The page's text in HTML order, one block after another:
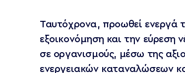
Ταυτόχρονα, προωθεί ενεργά
εξοικονόμηση και την εύρεση
σε οργανισμούς, μέσω της
ενεργειακών καταναλώσεων